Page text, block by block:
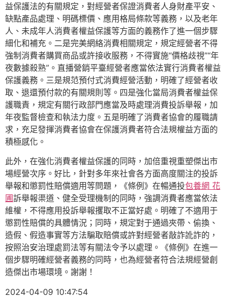
益保護法的有關規定，對經營者保證消費者人身財產平安、
缺點產品處理、明碼標價、應用格局條款等義務，以及老年
人、未成年人消費者權益保護等方面的義務作了進一個步驟
細化和補充。二是完美網絡消費相關規定，規定經營者不得
強制消費者購買商品或許接收服務，不得實施“價格歧視”“年
夜數據殺熟”。直播營銷平臺經營者應當依法實行消費者權益
保護義務。三是規范預付式消費經營活動，明確了經營者收
取、退還預付款的有關規則等。四是強化當局消費者權益保
護職責，規定有關行政部門應當及時處理消費投訴舉報，加
年夜監督檢查和執法力度。五是明確了消費者協會的履職請
求，充足發揮消費者協會在保護消費者符合法規權益方面的
積極感化。
此外，在強化消費者權益保護的同時，加倍重視重塑傑出市
場經營次序。好比，針對多年來社會各方面高度關注的投訴
舉報和懲罰性賠償適用等問題，《條例》在暢通投包養網 花
圃訴舉報渠道、健全受理機制的同時，強調消費者應當依法
維權，不得應用投訴舉報攫取不正當好處。明確了不適用于
懲罰性賠償的具體情況；同時，規定對于通過夾帶、偷換、
造假、假造事實等方法騙取賠償或許對經營者敲詐訛詐的，
按照治安治理處罰法等有關法令予以處理。《條例》在進一
個步驟明確經營者義務的同時，也為經營者符合法規經營創
造傑出市場環境。謝謝！
2024-04-09 10:47:54